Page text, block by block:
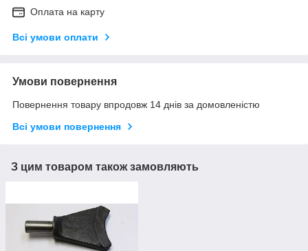
Оплата на карту
Всі умови оплати
Умови повернення
Повернення товару впродовж 14 днів за домовленістю
Всі умови повернення
З цим товаром також замовляють